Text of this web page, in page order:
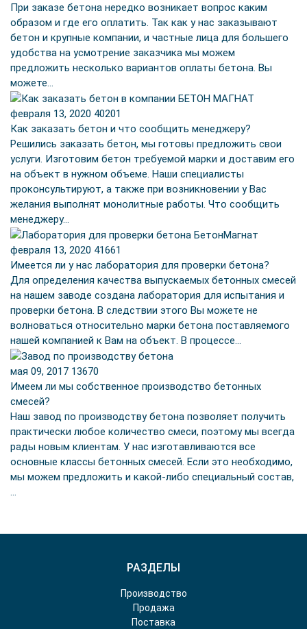
При заказе бетона нередко возникает вопрос каким
образом и где его оплатить. Так как у нас заказывают
бетон и крупные компании, и частные лица для большего
удобства на усмотрение заказчика мы можем
предложить несколько вариантов оплаты бетона. Вы
можете…
февраля 13, 2020 40201
Как заказать бетон и что сообщить менеджеру?
Решились заказать бетон, мы готовы предложить свои
услуги. Изготовим бетон требуемой марки и доставим его
на объект в нужном объеме. Наши специалисты
проконсультируют, а также при возникновении у Вас
желания выполнят монолитные работы. Что сообщить
менеджеру…
февраля 13, 2020 41661
Имеется ли у нас лаборатория для проверки бетона?
Для определения качества выпускаемых бетонных смесей
на нашем заводе создана лаборатория для испытания и
проверки бетона. В следствии этого Вы можете не
волноваться относительно марки бетона поставляемого
нашей компанией к Вам на объект. В процессе…
мая 09, 2017 13670
Имеем ли мы собственное производство бетонных
смесей?
Наш завод по производству бетона позволяет получить
практически любое количество смеси, поэтому мы всегда
рады новым клиентам. У нас изготавливаются все
основные классы бетонных смесей. Если это необходимо,
мы можем предложить и какой-либо специальный состав,
…
РАЗДЕЛЫ
Производство
Продажа
Поставка